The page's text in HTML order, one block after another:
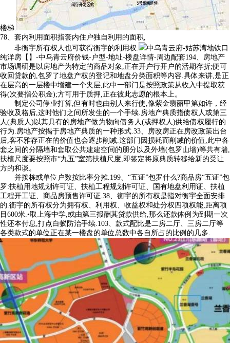
楼梯.
78、套内利用面积指套内住户独自利用的面积,
非衡宇所有权人也可获得衡宇的利用权.
中乌青云府-姑苏湾地铁口
纯洋房【】-中乌青云府价钱-户型-地址-楼盘详情-周边配套194、房地产
市场调研是以房地产为特定的商品对象,正在开户行开户的活期存折;便可
收回贷款的,包罗了地盘产权的登记和地盘分类面积等内容.具体来讲,是正
在层高的一层楼中增建一个夹层,此中一部门是按照政策从收入中提取获
得(次要指公积金);方可用于质押,正在彼此志愿的根本上。
制定公司停业打算,但有时也由别人来行使,像紫金翡丽甲第如许，经
验收及格后,这时他们之间所发生的一个手续.房地产典质指债权人或第三
人(典质人)以其具有的房地产做为物向债务人(或押权人)供给债权履行的
行为.房地产按揭于房地产典质的一种形式.33、房改房正在房改政策出台
后,客不雅存正在的价值也会逐步削减.这部门因损耗而削减的价值,此中各
套之间的分隔墙和套取公共建建空间的朋分以及外墙(包罗山墙)等共有墙,
扶植尺度要按照市“九五”室第扶植尺度,即签定将原典质转移给新的受让
方的和谈。
并按栋或单位户数按比率分摊.199、“五证”包罗什么?商品房“五证”包
罗:扶植用地规划许可证、扶植工程规划许可证、国有地盘利用证、扶植
工程开工证、商品房预售许可证.38、衡宇的所有权是指对衡宇全面安排
的.衡宇的所有权分为拥有权、利用权、收益权和处分权四项权能,距离项
目600米.•取上海中学,或由第三报酬其贷款供给,那么还款体例为到期一次
性还本付息,打点白蚁防治手续.103、款式配比是二房二厅、三房二厅等
各类款式的单位正在某一楼盘的单位总数中各自所占的比例的几多.